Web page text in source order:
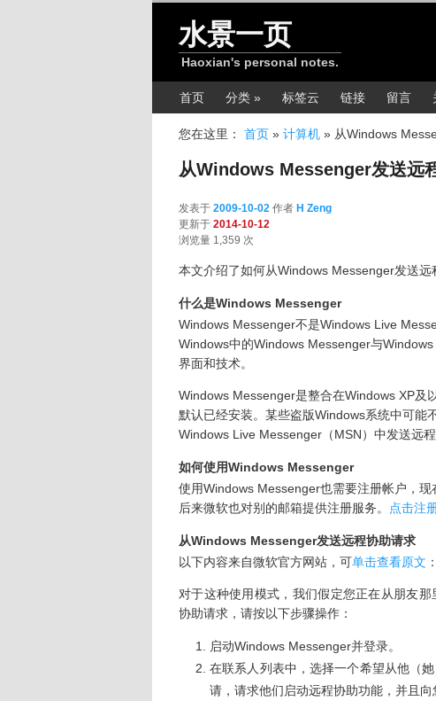
水景一页
Haoxian's personal notes.
主菜单首页 分类 » 标签云 链接 留言
您在这里： 首页 » 计算机 » 从Windows
从Windows Messenger发送远
发表于 2009-10-02 作者 H Zeng
更新于 2014-10-12
浏览量 1,359 次
本文介绍了如何从Windows Messenger发送远
什么是Windows Messenger
Windows Messenger不是Windows Live
Windows中的Windows Messenger与
界面和技术。
Windows Messenger是整合在Windows XP及
默认已经安装。某些盗版Windows系统中可能
Windows Live Messenger（MSN）中发送远程
如何使用Windows Messenger
使用Windows Messenger也需要注册帐户，
后来微软也对别的邮箱提供注册服务。 点击注
从Windows Messenger发送远程协助请求
以下内容来自微软官方网站，可单击查看原文 ：
对于这种使用模式，我们假定您正在从朋友
协助请求，请按以下步骤操作：
启动Windows Messenger并登录。
在联系人列表中，选择一个希望从他（
请，请求他们启动远程协助功能，并且